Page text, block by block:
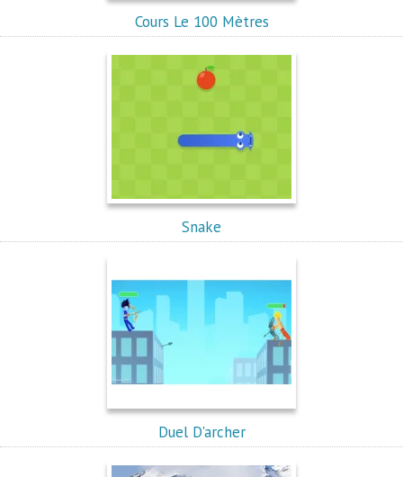
Cours Le 100 Mètres
Snake
Duel D'archer